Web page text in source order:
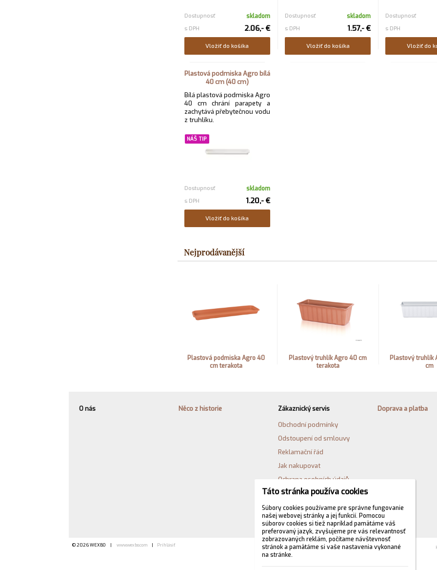
Dostupnosť skladom
s DPH 2.06,- €
Vložiť do košíka
Dostupnosť skladom
s DPH 1.57,- €
Vložiť do košíka
Dostupnosť
s DPH
Vložiť do
Plastová podmiska Agro bílá
40 cm (40 cm)
Bílá plastová podmiska Agro
40 cm chrání parapety a
zachytává přebytečnou vodu
z truhlíku.
NÁŠ TIP
Dostupnosť skladom
s DPH 1.20,- €
Vložiť do košíka
Nejprodávanější
Plastová podmiska Agro 40
cm terakota
Plastový truhlík Agro 40 cm
terakota
Plastový truhlík
cm
O nás Něco z historie
Zákaznický servis
Obchodní podmínky
Odstoupení od smlouvy
Reklamační řád
Jak nakupovat
Ochrana osobních údajů
Cookies
Formulář pro odstoupení od
kupní smlouvy
Doprava a platba
© 2026 WEXBO |www.wexbo.com | Prihlásiť
Táto stránka používa cookies
Súbory cookies používame pre správne fungovanie
našej webovej stránky a jej funkcií. Pomocou
súborov cookies si tiež napríklad pamätáme váš
preferovaný jazyk, zvyšujeme pre vás relevantnosť
zobrazovaných reklám, počítame návštevnosť
stránok a pamätáme si vaše nastavenia vykonané
na stránke.